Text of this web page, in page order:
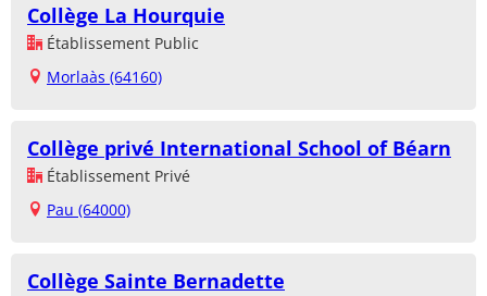
Collège La Hourquie
Établissement Public
Morlaàs (64160)
Collège privé International School of Béarn
Établissement Privé
Pau (64000)
Collège Sainte Bernadette